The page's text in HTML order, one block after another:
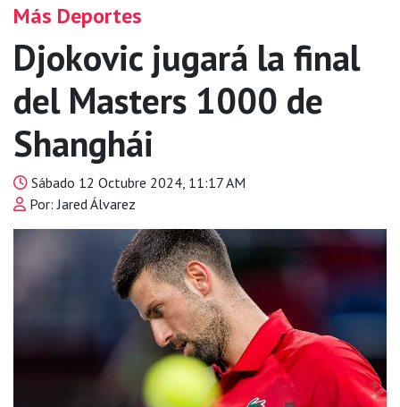
Más Deportes
Djokovic jugará la final
del Masters 1000 de
Shanghái
Sábado 12 Octubre 2024, 11:17 AM
Por: Jared Álvarez